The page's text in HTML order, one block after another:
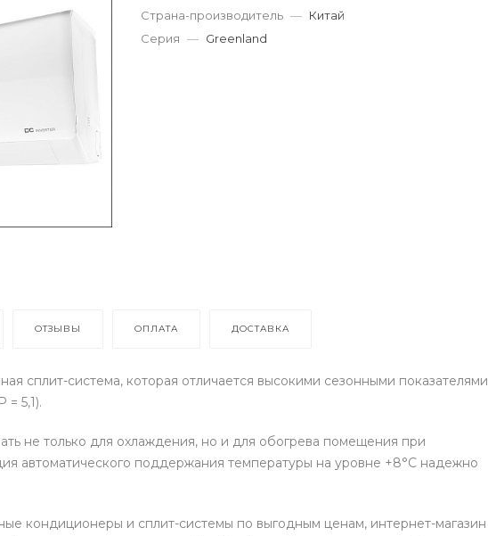
Страна-производитель — Китай
Серия — Greenland
ОТЗЫВЫ ОПЛАТА ДОСТАВКА
сплит-система, которая отличается высокими сезонными показателями
= 5,1).
не только для охлаждения, но и для обогрева помещения при
автоматического поддержания температуры на уровне +8°C надежно
кондиционеры и сплит-системы по выгодным ценам, интернет-магазин